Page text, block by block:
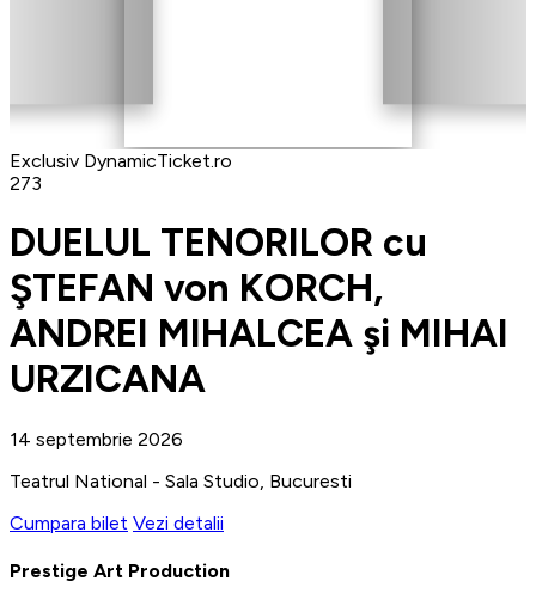
Exclusiv DynamicTicket.ro
273
DUELUL TENORILOR cu
ŞTEFAN von KORCH,
ANDREI MIHALCEA şi MIHAI
URZICANA
14 septembrie 2026
Teatrul National - Sala Studio, Bucuresti
Cumpara bilet Vezi detalii
Prestige Art Production